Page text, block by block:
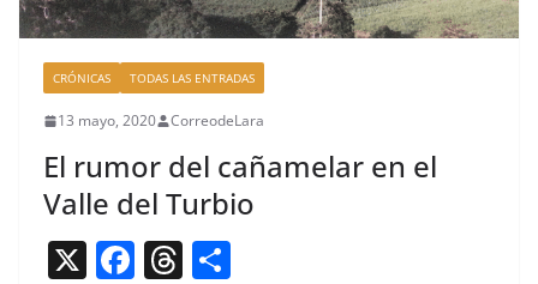
CRÓNICAS TODAS LAS ENTRADAS
13 mayo, 2020 CorreodeLara
El rumor del cañamelar en el
Valle del Turbio
X F T